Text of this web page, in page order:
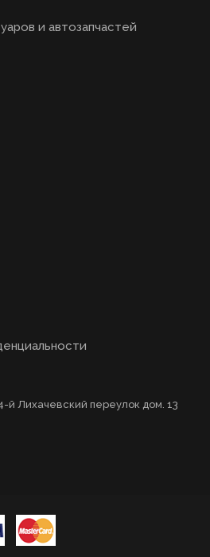
и автозапчастей
й Лихачевский переулок дом. 13